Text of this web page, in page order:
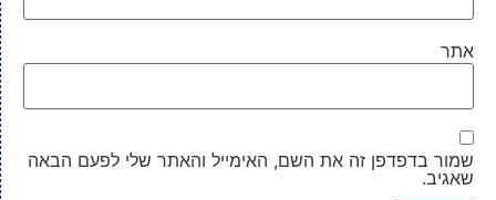
אתר
שמור בדפדפן זה את השם, האימייל והאתר שלי לפעם הבאה
שאגיב.